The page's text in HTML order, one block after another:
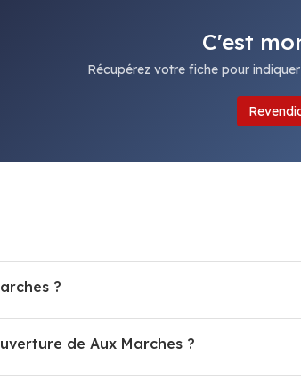
C'est
Récupérez votre fiche pour
?
de Aux Marches ?